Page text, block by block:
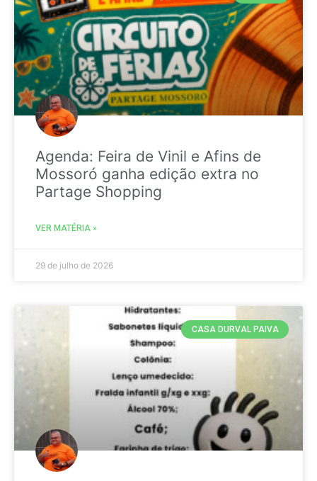
Agenda: Feira de Vinil e Afins de
Mossoró ganha edição extra no
Partage Shopping
VER MATÉRIA »
29 de julho de 2026
CASA DURVAL PAIVA